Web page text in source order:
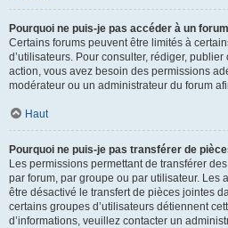
Pourquoi ne puis-je pas accéder à un
Certains forums peuvent être limités à
d’utilisateurs. Pour consulter, rédiger,
action, vous avez besoin des permissions
modérateur ou un administrateur du forum
Haut
Pourquoi ne puis-je pas transférer de
Les permissions permettant de transférer
par forum, par groupe ou par utilisateur. Les
être désactivé le transfert de pièces jointes
certains groupes d’utilisateurs détiennent
d’informations, veuillez contacter un